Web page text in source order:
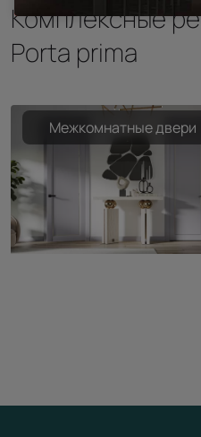
Комплексные
Porta prima
Межкомнатные двери